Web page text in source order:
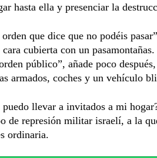
hasta ella y presenciar la
orden que dice que no podéis
cubierta con un
público”, añade poco
armados, coches y un vehículo
puedo llevar a invitados a mi
de represión militar israelí, a la
ordinaria.